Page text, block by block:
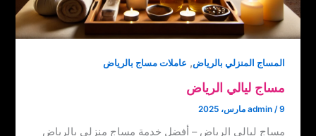
المساج المنزلي بالرياض, عاملات مساج بالرياض
مساج ليالي الرياض
admin /9 مارس، 2025
مساج ليالي الرياض – أفضل خدمة مساج منزلي بالرياض